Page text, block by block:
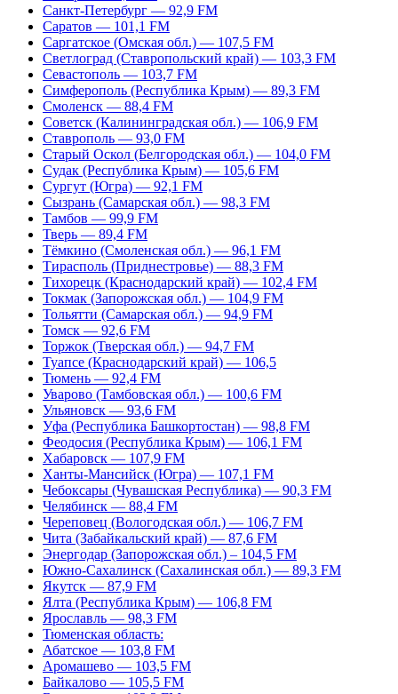
Санкт-Петербург — 92,9 FM
Саратов — 101,1 FM
Саргатское (Омская обл.) — 107,5 FM
Светлоград (Ставропольский край) — 103,3 FM
Севастополь — 103,7 FM
Симферополь (Республика Крым) — 89,3 FM
Смоленск — 88,4 FM
Советск (Калининградская обл.) — 106,9 FM
Ставрополь — 93,0 FM
Старый Оскол (Белгородская обл.) — 104,0 FM
Судак (Республика Крым) — 105,6 FM
Сургут (Югра) — 92,1 FM
Сызрань (Самарская обл.) — 98,3 FM
Тамбов — 99,9 FM
Тверь — 89,4 FM
Тёмкино (Смоленская обл.) — 96,1 FM
Тирасполь (Приднестровье) — 88,3 FM
Тихорецк (Краснодарский край) — 102,4 FM
Токмак (Запорожская обл.) — 104,9 FM
Тольятти (Самарская обл.) — 94,9 FM
Томск — 92,6 FM
Торжок (Тверская обл.) — 94,7 FM
Туапсе (Краснодарский край) — 106,5
Тюмень — 92,4 FM
Уварово (Тамбовская обл.) — 100,6 FM
Ульяновск — 93,6 FM
Уфа (Республика Башкортостан) — 98,8 FM
Феодосия (Республика Крым) — 106,1 FM
Хабаровск — 107,9 FM
Ханты-Мансийск (Югра) — 107,1 FM
Чебоксары (Чувашская Республика) — 90,3 FM
Челябинск — 88,4 FM
Череповец (Вологодская обл.) — 106,7 FM
Чита (Забайкальский край) — 87,6 FM
Энергодар (Запорожская обл.) – 104,5 FM
Южно-Сахалинск (Сахалинская обл.) — 89,3 FM
Якутск — 87,9 FM
Ялта (Республика Крым) — 106,8 FM
Ярославль — 98,3 FM
Тюменская область:
Абатское — 103,8 FM
Аромашево — 103,5 FM
Байкалово — 105,5 FM